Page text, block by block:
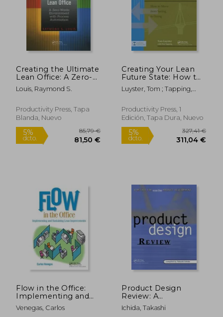
Creating the Ultimate
Lean Office: A Zero-
Waste Environment
with Process
Inglés)
Louis, Raymond S.
Productivity Press, Tapa
Blanda, Nuevo
Creating Your Lean
Future State: How to
Move from Seeing to
Doing (en Inglés)
Luyster, Tom ; Tapping,
Productivity Press, 1
Edición, Tapa Dura, Nuevo
Flow in the Office:
Implementing and
Sustaining Lean
Improvements (en
Venegas, Carlos
Product Design
Review: A
Methodology for
Error-Free Product
Ichida, Takashi